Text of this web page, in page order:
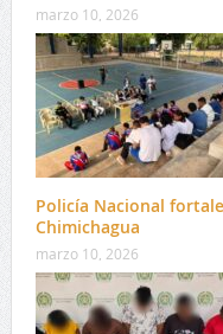
marzo 10, 2026
Policía Nacional
Chimichagua
marzo 10, 2026